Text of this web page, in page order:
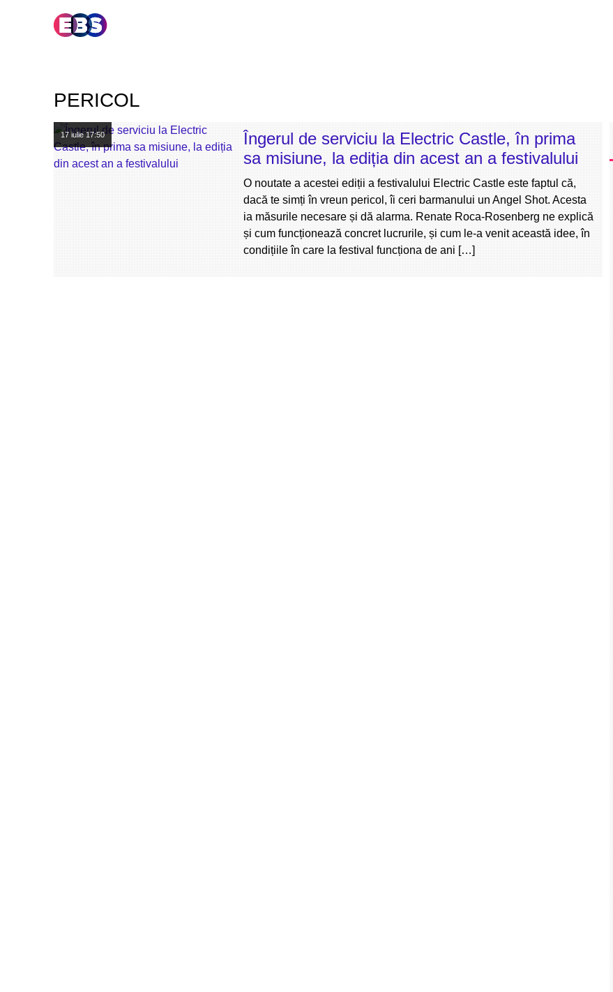
PERICOL
17 iulie17:50
Îngerul de serviciu la Electric Castle, în prima
sa misiune, la ediția din acest an a festivalului
O noutate a acestei ediții a festivalului Electric Castle este faptul că,
dacă te simți în vreun pericol, îi ceri barmanului un Angel Shot. Acesta
ia măsurile necesare și dă alarma. Renate Roca-Rosenberg ne explică
și cum funcționează concret lucrurile, și cum le-a venit această idee, în
condițiile în care la festival funcționa de ani […]